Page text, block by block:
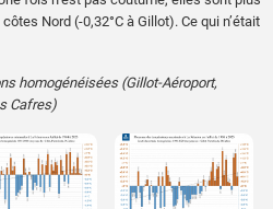
Nord (-0,32°C à Gillot). Ce qui n’était
homogénéisées (Gillot-Aéroport,
Cafres)